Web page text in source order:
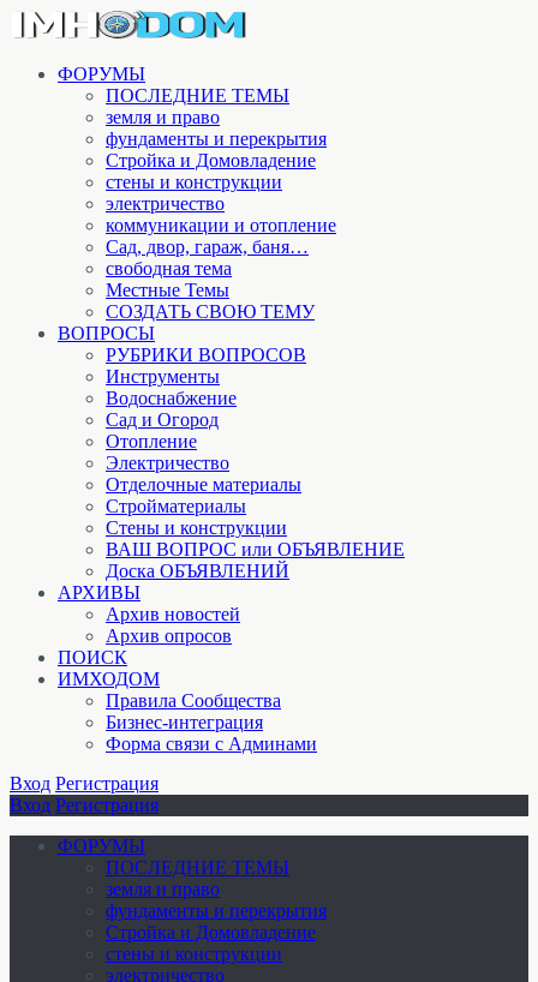
ФОРУМЫ
ПОСЛЕДНИЕ ТЕМЫ
земля и право
фундаменты и перекрытия
Стройка и Домовладение
стены и конструкции
электричество
коммуникации и отопление
Cад, двор, гараж, баня…
свободная тема
Местные Темы
СОЗДАТЬ СВОЮ ТЕМУ
ВОПРОСЫ
РУБРИКИ ВОПРОСОВ
Инструменты
Водоснабжение
Сад и Огород
Отопление
Электричество
Отделочные материалы
Стройматериалы
Стены и конструкции
ВАШ ВОПРОС или ОБЪЯВЛЕНИЕ
Доска ОБЪЯВЛЕНИЙ
АРХИВЫ
Архив новостей
Архив опросов
ПОИСК
ИМХОДОМ
Правила Сообщества
Бизнес-интеграция
Форма связи с Админами
Вход Регистрация
Вход Регистрация
ФОРУМЫ
ПОСЛЕДНИЕ ТЕМЫ
земля и право
фундаменты и перекрытия
Стройка и Домовладение
стены и конструкции
электричество